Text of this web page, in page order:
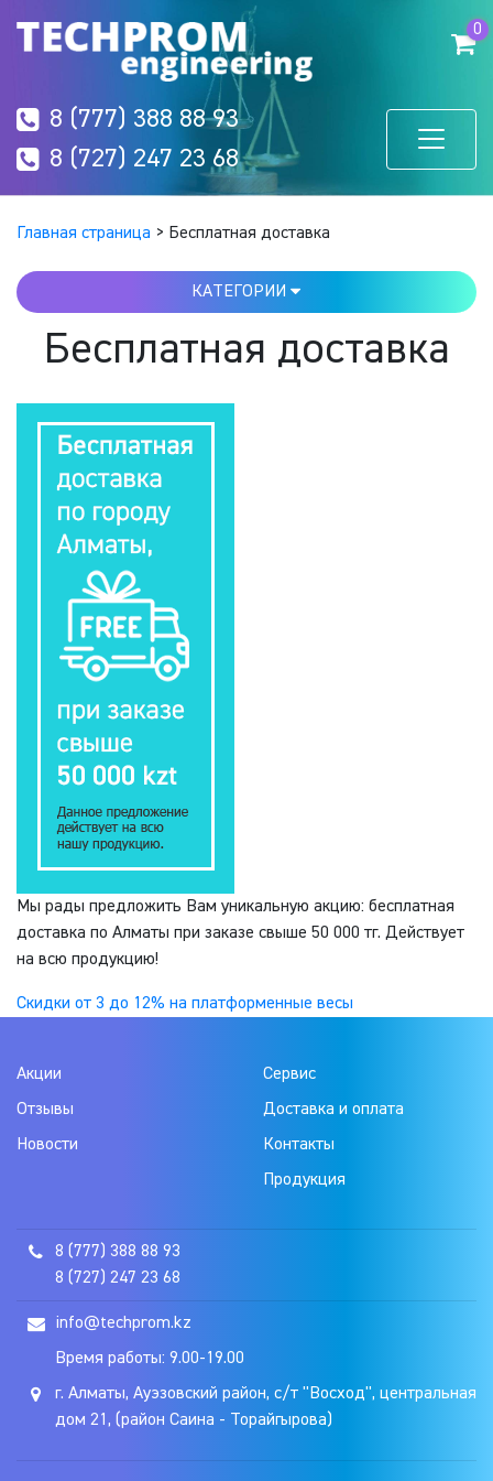
0
8 (777) 388 88 93
8 (727) 247 23 68
Главная страница > Бесплатная доставка
КАТЕГОРИИ
Бесплатная доставка
Мы рады предложить Вам уникальную акцию: бесплатная
доставка по Алматы при заказе свыше 50 000 тг. Действует
на всю продукцию!
Навигация
записям
Скидки от 3 до 12% на платформенные весы
Акции
Отзывы
Новости
Сервис
Доставка и оплата
Контакты
Продукция
8 (777) 388 88 93
8 (727) 247 23 68
info@techprom.kz
Время работы: 9.00-19.00
г. Алматы, Ауэзовский район, с/т "Восход", центральная
дом 21, (район Саина - Торайгырова)